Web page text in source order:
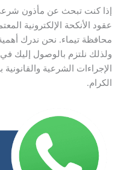
إذا كنت تبحث عن مأذون شرعي
عقود الأنكحة الإلكترونية
محافظة تيماء. نحن ندرك
ولذلك نلتزم بالوصول إليك
الإجراءات الشرعية
الكرام.